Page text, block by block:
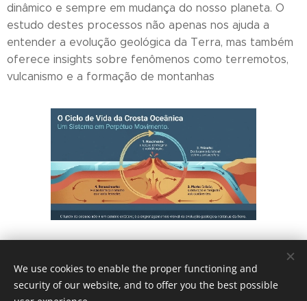
dinâmico e sempre em mudança do nosso planeta. O
estudo destes processos não apenas nos ajuda a
entender a evolução geológica da Terra, mas também
oferece insights sobre fenômenos como terremotos,
vulcanismo e a formação de montanhas
We use cookies to enable the proper functioning and
security of our website, and to offer you the best possible